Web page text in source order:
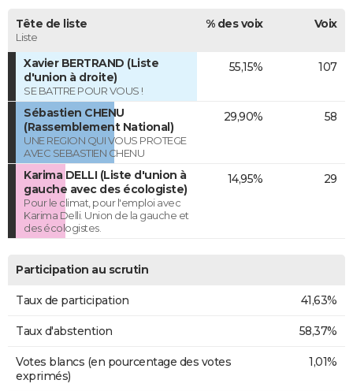
Tête de liste
Liste
% des voix Voix
Xavier BERTRAND (Liste
d'union à droite)
SE BATTRE POUR VOUS !
55,15% 107
Sébastien CHENU
(Rassemblement National)
UNE REGION QUI VOUS PROTEGE
AVEC SEBASTIEN CHENU
29,90% 58
Karima DELLI (Liste d'union à
gauche avec des écologiste)
Pour le climat, pour l'emploi avec
Karima Delli. Union de la gauche et
des écologistes.
14,95% 29
Participation au scrutin
Taux de participation 41,63%
Taux d'abstention 58,37%
Votes blancs (en pourcentage des votes
exprimés)
1,01%